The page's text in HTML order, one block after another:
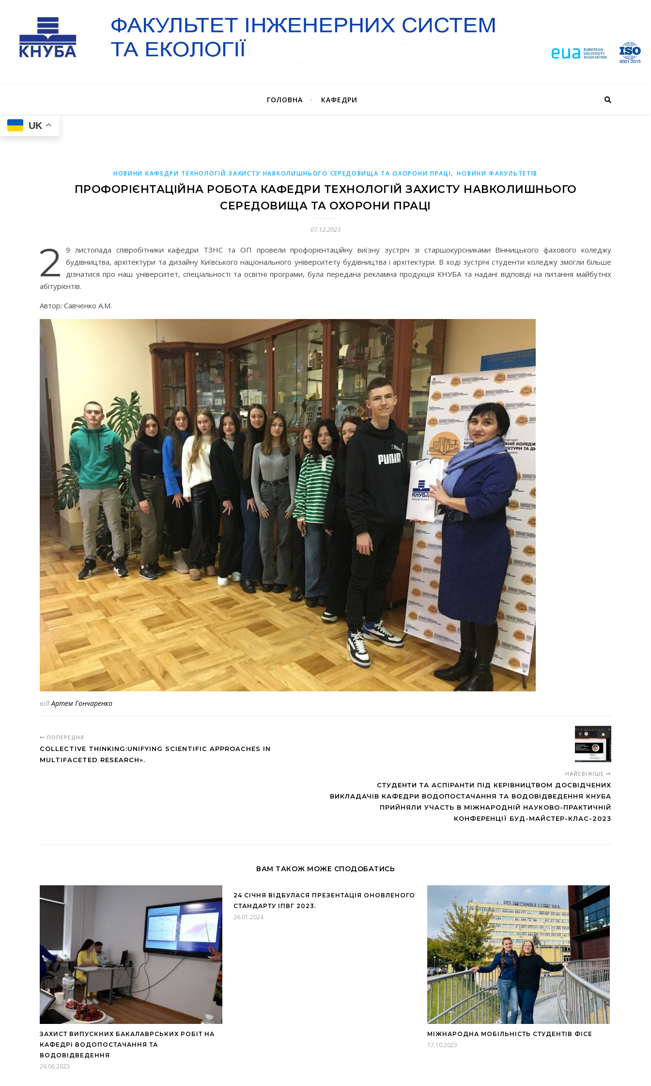
ГОЛОВНА КАФЕДРИ
UK
НОВИНИ КАФЕДРИ ТЕХНОЛОГІЙ ЗАХИСТУ НАВКОЛИШНЬОГО СЕРЕДОВИЩА ТА ОХОРОНИ ПРАЦІ,НОВИНИ ФАКУЛЬТЕТІВ
ПРОФОРІЄНТАЦІЙНА РОБОТА КАФЕДРИ ТЕХНОЛОГІЙ ЗАХИСТУ НАВКОЛИШНЬОГО
СЕРЕДОВИЩА ТА ОХОРОНИ ПРАЦІ
07.12.2023
2 9 листопада співробітники кафедри ТЗНС та ОП провели профорієнтаційну виїзну зустріч зі старшокурсниками Вінницького фахового коледжу
будівництва, архітектури та дизайну Київського національного університету будівництва і архітектури. В ході зустрічі студенти коледжу змогли більше
дізнатися про наш університет, спеціальності та освітні програми, була передана рекламна продукція КНУБА та надані відповіді на питання майбутніх
абітурієнтів.
Автор: Савченко А.М.
від Артем Гончаренко
ПОПЕРЕДНЯ
COLLECTIVE THINKING:UNIFYING SCIENTIFIC APPROACHES IN
MULTIFACETED RESEARCH».
НАЙСВІЖІШЕ
СТУДЕНТИ ТА АСПІРАНТИ ПІД КЕРІВНИЦТВОМ ДОСВІДЧЕНИХ
ВИКЛАДАЧІВ КАФЕДРИ ВОДОПОСТАЧАННЯ ТА ВОДОВІДВЕДЕННЯ КНУБА
ПРИЙНЯЛИ УЧАСТЬ В МІЖНАРОДНІЙ НАУКОВО-ПРАКТИЧНІЙ
КОНФЕРЕНЦІЇ БУД-МАЙСТЕР-КЛАС-2023
ВАМ ТАКОЖ МОЖЕ СПОДОБАТИСЬ
ЗАХИСТ ВИПУСКНИХ БАКАЛАВРСЬКИХ РОБІТ НА
КАФЕДРІ ВОДОПОСТАЧАННЯ ТА
ВОДОВІДВЕДЕННЯ
26.06.2023
24 СІЧНЯ ВІДБУЛАСЯ ПРЕЗЕНТАЦІЯ ОНОВЛЕНОГО
СТАНДАРТУ ІПВГ 2023.
26.01.2024
МІЖНАРОДНА МОБІЛЬНІСТЬ СТУДЕНТІВ ФІСЕ
17.10.2023